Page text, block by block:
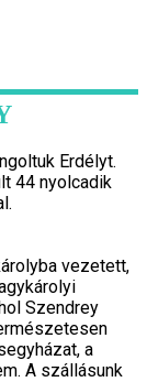
Erdélyt.
44 nyolcadik
vezetett,
Szendrey
a
A szállásunk